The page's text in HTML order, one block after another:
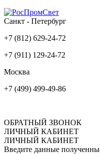
Санкт - Петербург
+7 (812) 629-24-72
+7 (911) 129-24-72
Москва
+7 (499) 499-49-86
ОБРАТНЫЙ ЗВОНОК
ЛИЧНЫЙ КАБИНЕТ
ЛИЧНЫЙ КАБИНЕТ
Введите данные